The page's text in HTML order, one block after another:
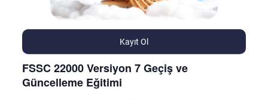
Kayıt Ol
FSSC 22000 Versiyon 7 Geçiş ve
Güncelleme Eğitimi